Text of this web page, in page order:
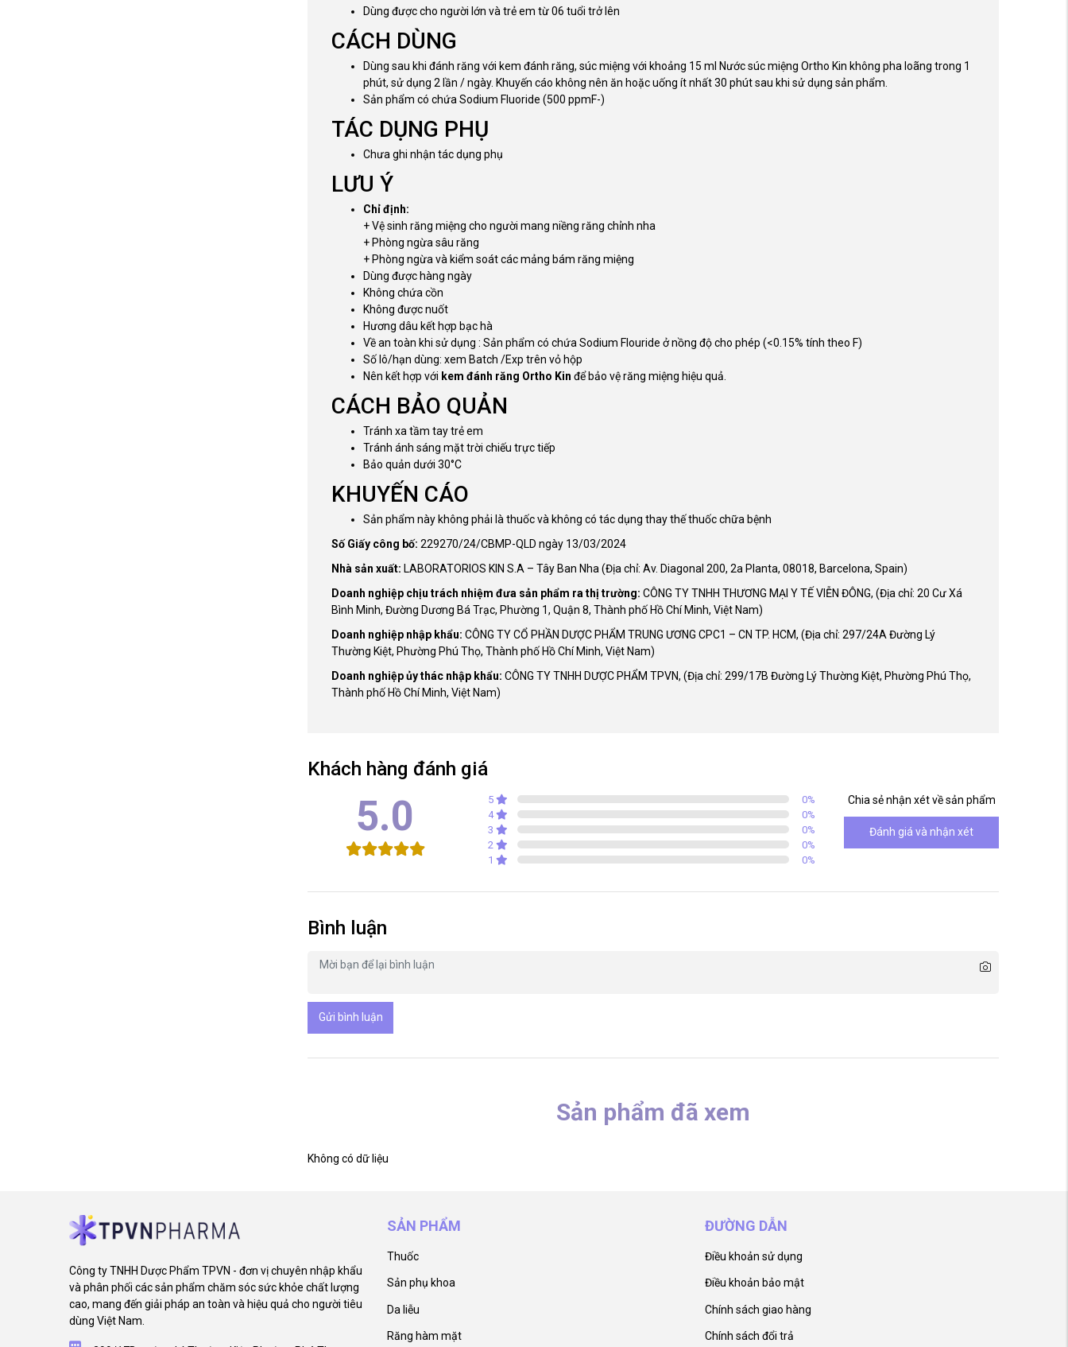
Dùng được cho người lớn và trẻ em từ 06 tuổi trở lên
CÁCH DÙNG
Dùng sau khi đánh răng với kem đánh răng, súc miệng với khoảng 15 ml Nước súc miệng Ortho Kin không pha loãng trong 1
phút, sử dụng 2 lần / ngày. Khuyến cáo không nên ăn hoặc uống ít nhất 30 phút sau khi sử dụng sản phẩm.
Sản phẩm có chứa Sodium Fluoride (500 ppmF-)
TÁC DỤNG PHỤ
Chưa ghi nhận tác dụng phụ
LƯU Ý
Chỉ định:
+ Vệ sinh răng miệng cho người mang niềng răng chỉnh nha
+ Phòng ngừa sâu răng
+ Phòng ngừa và kiểm soát các mảng bám răng miệng
Dùng được hàng ngày
Không chứa cồn
Không được nuốt
Hương dâu kết hợp bạc hà
Về an toàn khi sử dụng : Sản phẩm có chứa Sodium Flouride ở nồng độ cho phép (<0.15% tính theo F)
Số lô/hạn dùng: xem Batch /Exp trên vỏ hộp
Nên kết hợp với kem đánh răng Ortho Kin để bảo vệ răng miệng hiệu quả.
CÁCH BẢO QUẢN
Tránh xa tầm tay trẻ em
Tránh ánh sáng mặt trời chiếu trực tiếp
Bảo quản dưới 30°C
KHUYẾN CÁO
Sản phẩm này không phải là thuốc và không có tác dụng thay thế thuốc chữa bệnh
Số Giấy công bố: 229270/24/CBMP-QLD ngày 13/03/2024
Nhà sản xuất: LABORATORIOS KIN S.A – Tây Ban Nha (Địa chỉ: Av. Diagonal 200, 2a Planta, 08018, Barcelona, Spain)
Doanh nghiệp chịu trách nhiệm đưa sản phẩm ra thị trường: CÔNG TY TNHH THƯƠNG MẠI Y TẾ VIỄN ĐÔNG, (Địa chỉ: 20 Cư Xá
Bình Minh, Đường Dương Bá Trạc, Phường 1, Quận 8, Thành phố Hồ Chí Minh, Việt Nam)
Doanh nghiệp nhập khẩu: CÔNG TY CỔ PHẦN DƯỢC PHẨM TRUNG ƯƠNG CPC1 – CN TP. HCM, (Địa chỉ: 297/24A Đường Lý
Thường Kiệt, Phường Phú Thọ, Thành phố Hồ Chí Minh, Việt Nam)
Doanh nghiệp ủy thác nhập khẩu: CÔNG TY TNHH DƯỢC PHẨM TPVN, (Địa chỉ: 299/17B Đường Lý Thường Kiệt, Phường Phú Thọ,
Thành phố Hồ Chí Minh, Việt Nam)
Khách hàng đánh giá
5.0 5 0%
4
0%
3
0%
2
0%
1
0%
Chia sẻ nhận xét về sản phẩm
Đánh giá và nhận xét
Bình luận
Gửi bình luận
Sản phẩm đã xem
Không có dữ liệu
Công ty TNHH Dược Phẩm TPVN - đơn vị chuyên nhập khẩu
và phân phối các sản phẩm chăm sóc sức khỏe chất lượng
cao, mang đến giải pháp an toàn và hiệu quả cho người tiêu
dùng Việt Nam.
SẢN PHẨM
Thuốc
Sản phụ khoa
Da liễu
Răng hàm mặt
ĐƯỜNG DẪN
Điều khoản sử dụng
Điều khoản bảo mật
Chính sách giao hàng
Chính sách đổi trả